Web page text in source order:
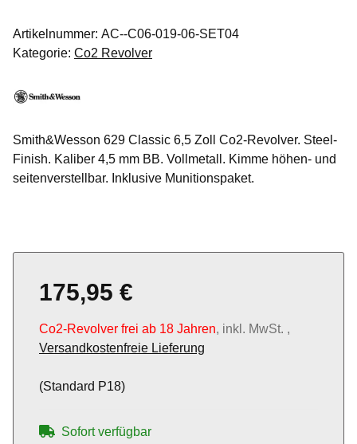
Artikelnummer: AC--C06-019-06-SET04
Kategorie: Co2 Revolver
Smith&Wesson 629 Classic 6,5 Zoll Co2-Revolver. Steel-
Finish. Kaliber 4,5 mm BB. Vollmetall. Kimme höhen- und
seitenverstellbar. Inklusive Munitionspaket.
175,95 €
Co2-Revolver frei ab 18 Jahren, inkl. MwSt. ,
Versandkostenfreie Lieferung
(Standard P18)
Sofort verfügbar